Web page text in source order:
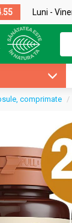
Luni -
comprimate